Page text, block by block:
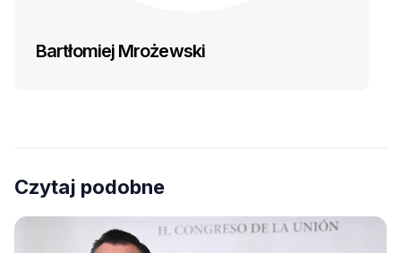
Bartłomiej Mrożewski
Czytaj podobne